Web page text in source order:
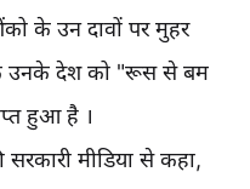
के उन दावों पर मुहर
उनके देश को "रूस से बम
हुआ है ।
मीडिया से कहा,